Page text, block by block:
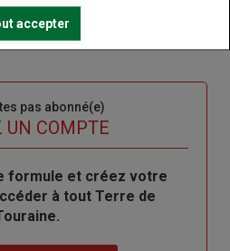
connecte
pas abonné(e)
UN COMPTE
formule et créez votre
à tout Terre de
accepter